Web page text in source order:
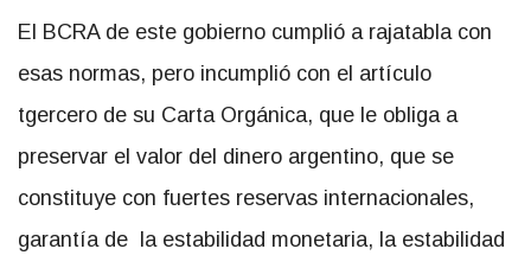
El BCRA de este gobierno cumplió a rajatabla con
esas normas, pero incumplió con el artículo
tgercero de su Carta Orgánica, que le obliga a
preservar el valor del dinero argentino, que se
constituye con fuertes reservas internacionales,
garantía de la estabilidad monetaria, la estabilidad